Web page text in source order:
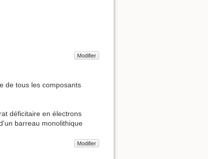
Modifier
de tous les composants
déficitaire en électrons
barreau monolithique
Modifier